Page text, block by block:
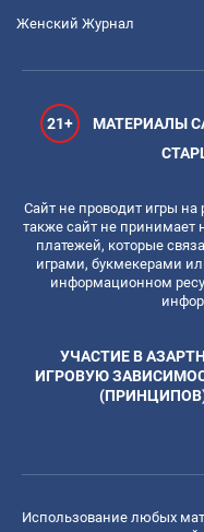
Женский Журнал
21+
МАТЕРИАЛЫ
Сайт не проводит игры
также сайт не принимает
платежей, которые
играми, букмекерами
информационном
УЧАСТИЕ В
ИГРОВУЮ
Использование любых